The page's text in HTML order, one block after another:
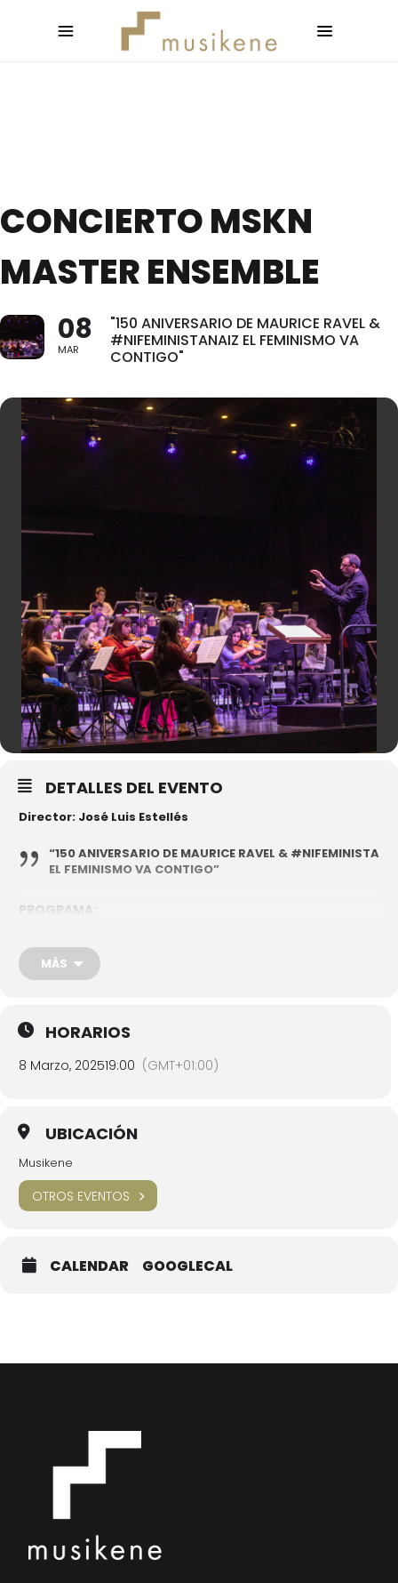
CONCIERTO MSKN
MASTER ENSEMBLE
08
MAR
"150 ANIVERSARIO DE MAURICE RAVEL &
#NIFEMINISTANAIZ EL FEMINISMO VA
CONTIGO"
DETALLES DEL EVENTO
Director: José Luis Estellés
“150 ANIVERSARIO DE MAURICE RAVEL &
EL FEMINISMO VA CONTIGO”
PROGRAMA:
Heitor Villa-Lobos:
Igor Stravinsky –
* Homenaje a su 150 aniversario
Entrada libre y gratuita hasta completar aforo
MÁS
HORARIOS
8 Marzo, 202519:00 (GMT+01:00)
UBICACIÓN
Musikene
OTROS EVENTOS
CALENDAR GOOGLECAL